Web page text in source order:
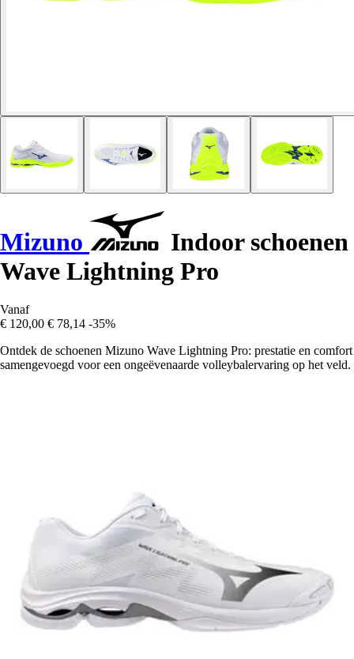
Mizuno
Indoor schoenen
Wave Lightning Pro
Vanaf
€ 120,00 € 78,14 -35%
Ontdek de schoenen Mizuno Wave Lightning Pro: prestatie en comfort
samengevoegd voor een ongeëvenaarde volleybalervaring op het veld.